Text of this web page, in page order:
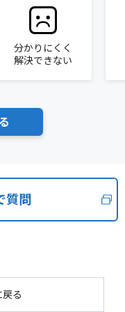
分かりにくく
解決できない
質問
る